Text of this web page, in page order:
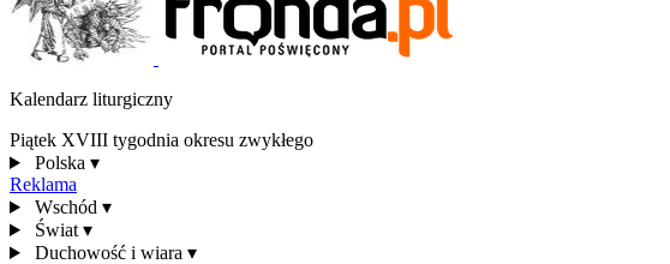
Kalendarz liturgiczny
Piątek XVIII tygodnia okresu zwykłego
Polska ▾
Reklama
Wschód ▾
Świat ▾
Duchowość i wiara ▾